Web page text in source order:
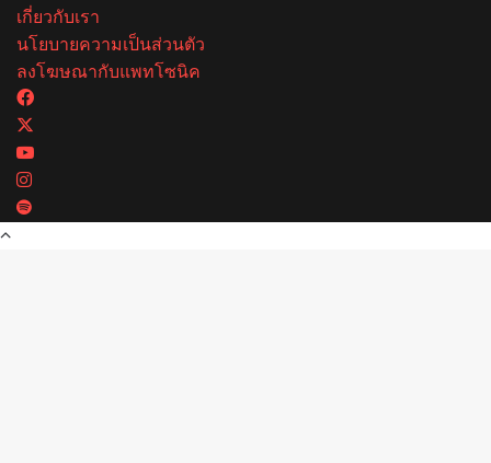
เกี่ยวกับเรา
นโยบายความเป็นส่วนตัว
ลงโฆษณากับแพทโซนิค